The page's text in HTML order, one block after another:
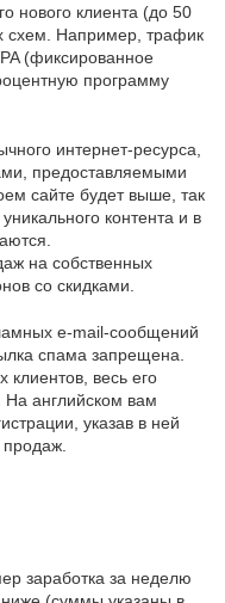
нового клиента (до 50
схем. Например, трафик
(фиксированное
программу
интернет-ресурса,
предоставляемыми
сайте будет выше, так
контента и в
на собственных
со скидками.
e-mail-сообщений
спама запрещена.
клиентов, весь его
английском вам
указав в ней
заработка за неделю